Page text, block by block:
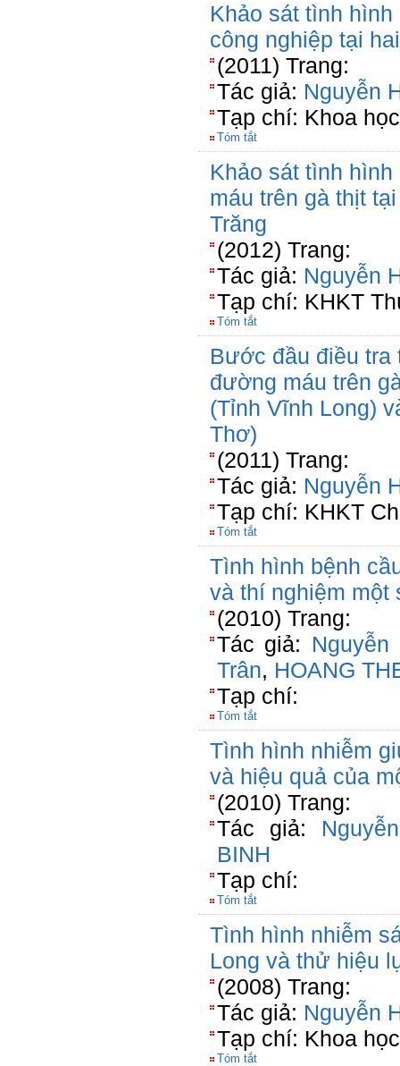
Khảo sát tình
công nghiệp tại
(2011) Trang:
Tác giả: Nguyễn
Tạp chí: Khoa
Tóm tắt
Khảo sát tình
máu trên gà thịt
Trăng
(2012) Trang:
Tác giả: Nguyễn
Tạp chí: KHKT
Tóm tắt
Bước đầu điều tra
đường máu trên
(Tỉnh Vĩnh Long)
Thơ)
(2011) Trang:
Tác giả: Nguyễn
Tạp chí: KHKT
Tóm tắt
Tình hình bệnh
và thí nghiệm một
(2010) Trang:
Tác giả:
Trân, HOANG
Tạp chí:
Tóm tắt
Tình hình nhiễm
và hiệu quả của
(2010) Trang:
Tác giả:
BINH
Tạp chí:
Tóm tắt
Tình hình nhiễm
Long và thử hiệu
(2008) Trang:
Tác giả: Nguyễn
Tạp chí: Khoa
Tóm tắt